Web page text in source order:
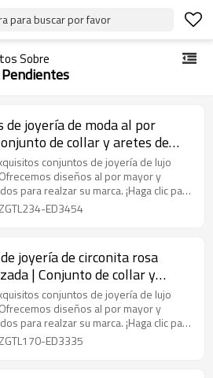
para buscar por favor
Sobre
de joyería de moda al por
de collar y aretes de
regaloconjuntos de joyería de lujo
diseños al por mayor y
para realzar su marca. ¡Haga clic para
colección premium y oportunidades
ED3454
joyería de circonita rosa
| Conjunto de collar y
de joyería de moda
conjuntos de joyería de lujo
diseños al por mayor y
para realzar su marca. ¡Haga clic para
colección premium y oportunidades
ED3335